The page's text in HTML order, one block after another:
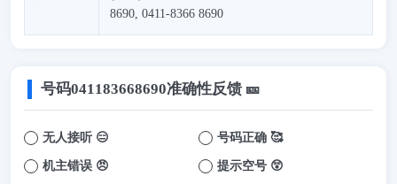
8690, 0411-8366 8690
号码041183668690准确性反馈 🎫
无人接听 😑 号码正确 🥰
机主错误 😠 提示空号 😲